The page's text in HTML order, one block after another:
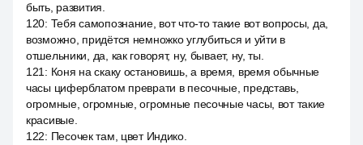
быть, развития.
120: Тебя самопознание, вот что-то такие вот вопросы, да,
возможно, придётся немножко углубиться и уйти в
отшельники, да, как говорят, ну, бывает, ну, ты.
121 : Коня на скаку остановишь, а время, время обычные
часы циферблатом преврати в песочные, представь,
огромные, огромные, огромные песочные часы, вот такие
красивые.
122: Песочек там, цвет Индико.